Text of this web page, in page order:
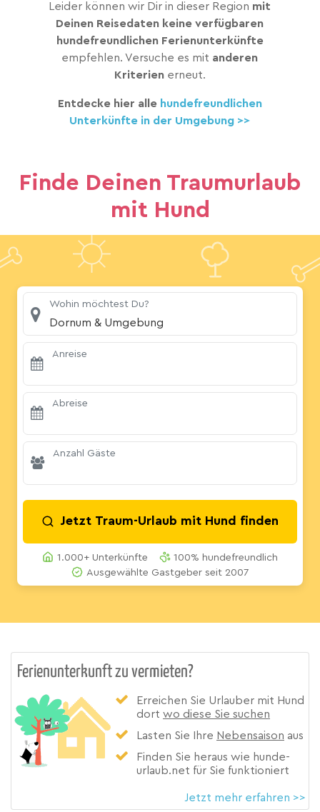
Leider können wir Dir in dieser Region mit
Deinen Reisedaten keine verfügbaren
hundefreundlichen Ferienunterkünfte
empfehlen. Versuche es mit anderen
Kriterienerneut.
Entdecke hier alle hundefreundlichen
Unterkünfte in der Umgebung >>
Finde Deinen Traumurlaub
mit Hund
Wohin möchtest Du?
Dornum & Umgebung
Anreise
Abreise
Anzahl Gäste
Jetzt Traum-Urlaub mit Hund finden
1.000+ Unterkünfte
100% hundefreundlich
Ausgewählte Gastgeber seit 2007
Ferienunterkunft zu vermieten?
Erreichen Sie Urlauber mit Hund
dort wo diese Sie suchen
Lasten Sie Ihre Nebensaison aus
Finden Sie heraus wie hunde-
urlaub.net für Sie funktioniert
Jetzt mehr erfahren >>